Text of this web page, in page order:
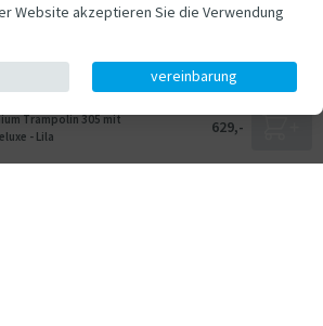
Trampolin 305 mit
- Lila
629,-
Website akzeptieren Sie die Verwendung
vereinbarung